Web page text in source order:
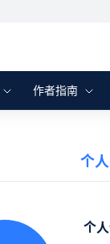
作者指南
个
个